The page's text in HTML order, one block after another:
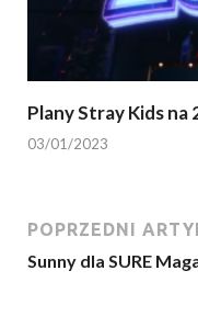
Plany Stray Kids na
03/01/2023
POPRZEDNI
Sunny dla SURE